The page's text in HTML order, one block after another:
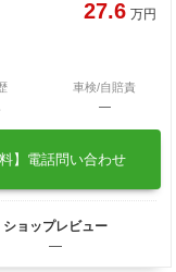
27.6 万円
車検/自賠責
―
料】電話問い合わせ
ショップレビュー
―